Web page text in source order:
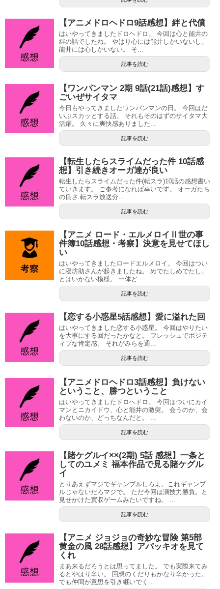
【アニメドロヘドロ9話感想】絆と代償
はいやってきましたドロヘドロ。 今回は心と能井の
絆の話でしたね。 やはり心には能井しかいないし。
能井には心しかいない。 そ...
記事を読む
【ワンパンマン 2期 9話(21話)感想】す
ごいぜサイタマ
今日もやってきましたワンパンマンの日。 今回はだ
いぶスカッとする話。 それもそのはずのサイタマ大
活躍。 久々に爽快感ありました...
記事を読む
【転生したらスライムだった件 10話感
想】引き続きオーガ達が良い
転生したらスライムだった件(転スラ)10話の感想書い
ていきます。 ご参考になれば幸いです。 オーガたち
の良さ 転スラ放送分...
記事を読む
【アニメ ロード・エルメロイⅡ世の事
件簿10話感想・考察】決意を見せてほし
い
はいやってきましたロードエルメロイ。 今回はつい
に寝坊助さんが起きましたね。 めでたしめでたし。
とはいかない模様。 一体ど...
記事を読む
【恋する小惑星5話感想】愛に溢れた回
はいやってきました恋する小惑星。 今回はやりたい
を大事にする回だったかなと。 フレッシュでポジテ
ィブな肯定感。 それがみらを通...
記事を読む
【アニメドロヘドロ3話感想】負けない
ということ、勝つということ
はいやってきましたドロヘドロ。 今回はついにカイ
マンとニカイドウ、心と能井の激突。 会うのか、会
わないのか、どっちなんだと。 ...
記事を読む
【賭ケグルイ××(2期) 5話 感想】一条と
してのユメミ 福本作品で見る賭ケグル
イ
とりあえずマジでギャンブルしろよ。これギャンブ
ルじゃないだろマジで。 ただ今回は演技力勝負。と
見せかけた買収ゲームみたいですね。 ...
記事を読む
【アニメ ジョジョの奇妙な冒険 第5部
黄金の風 28話感想】アバッキオを見て
くれ
まあ来るだろうとは思ってました。 でも実際来てみ
るとやはり辛い。 回想のくだりもかなり辛かった。
でも仲間が意思を引き継いでく...